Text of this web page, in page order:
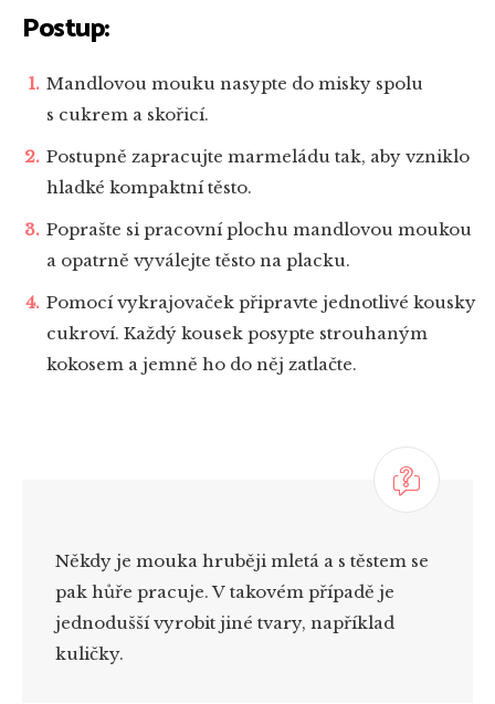
Postup:
Mandlovou mouku nasypte do misky spolu
s cukrem a skořicí.
Postupně zapracujte marmeládu tak, aby vzniklo
hladké kompaktní těsto.
Poprašte si pracovní plochu mandlovou moukou
a opatrně vyválejte těsto na placku.
Pomocí vykrajovaček připravte jednotlivé kousky
cukroví. Každý kousek posypte strouhaným
kokosem a jemně ho do něj zatlačte.
Někdy je mouka hruběji mletá a s těstem se
pak hůře pracuje. V takovém případě je
jednodušší vyrobit jiné tvary, například
kuličky.